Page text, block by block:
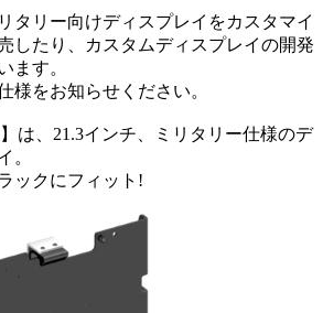
タリー向けディスプレイをカスタマイ
したり、カスタムディスプレイの開発
ます。
様をお知らせください。
】は、21.3インチ、ミリタリー仕様のデ
。
ックにフィット!